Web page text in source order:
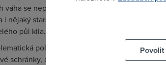
váha se nepočítá. Možná bychom vám mohli
i nějaký starší, půl kilový. Co tu máme dál?
půl kila. USB klíče si každý nosí po
položka je tiskárna. Bez té se firma
schránky, ale sami dobře víte, jak to s nimi